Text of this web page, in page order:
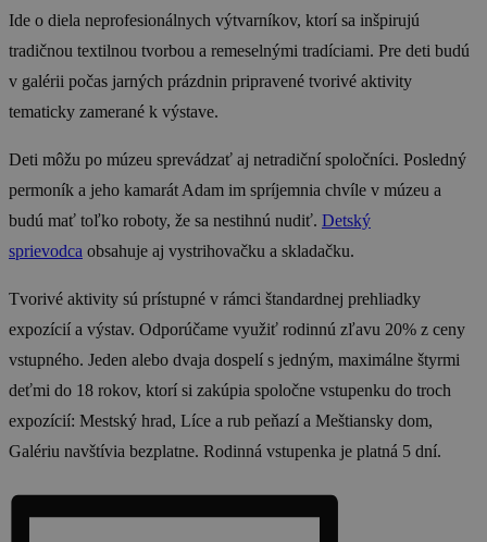
Ide o diela neprofesionálnych výtvarníkov, ktorí sa inšpirujú
tradičnou textilnou tvorbou a remeselnými tradíciami. Pre deti budú
v galérii počas jarných prázdnin pripravené tvorivé aktivity
tematicky zamerané k výstave.
Deti môžu po múzeu sprevádzať aj netradiční spoločníci. Posledný
permoník a jeho kamarát Adam im spríjemnia chvíle v múzeu a
budú mať toľko roboty, že sa nestihnú nudiť. Detský
sprievodca obsahuje aj vystrihovačku a skladačku.
Tvorivé aktivity sú prístupné v rámci štandardnej prehliadky
expozícií a výstav. Odporúčame využiť rodinnú zľavu 20% z ceny
vstupného. Jeden alebo dvaja dospelí s jedným, maximálne štyrmi
deťmi do 18 rokov, ktorí si zakúpia spoločne vstupenku do troch
expozícií: Mestský hrad, Líce a rub peňazí a Meštiansky dom,
Galériu navštívia bezplatne. Rodinná vstupenka je platná 5 dní.